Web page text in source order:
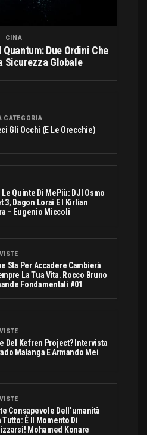
CINA
Due Ordini Che
Sicurezza Globale
CATEGORIA
Gli Occhi (e Le Orecchie)
Le Quinte Di MePiù: DJI Osmo
3, Dagon Lorai E I Kirlian
– Eugenio Miccoli
Sta Per Accadere Cambierà
La Tua Vita. Rocco Bruno
Fondamentali #01
Del Kefren Project? Intervista
Malanga E Armando Mei
Consapevole Dell’umanità
Tutto: È Il Momento Di
Mohamed Konare